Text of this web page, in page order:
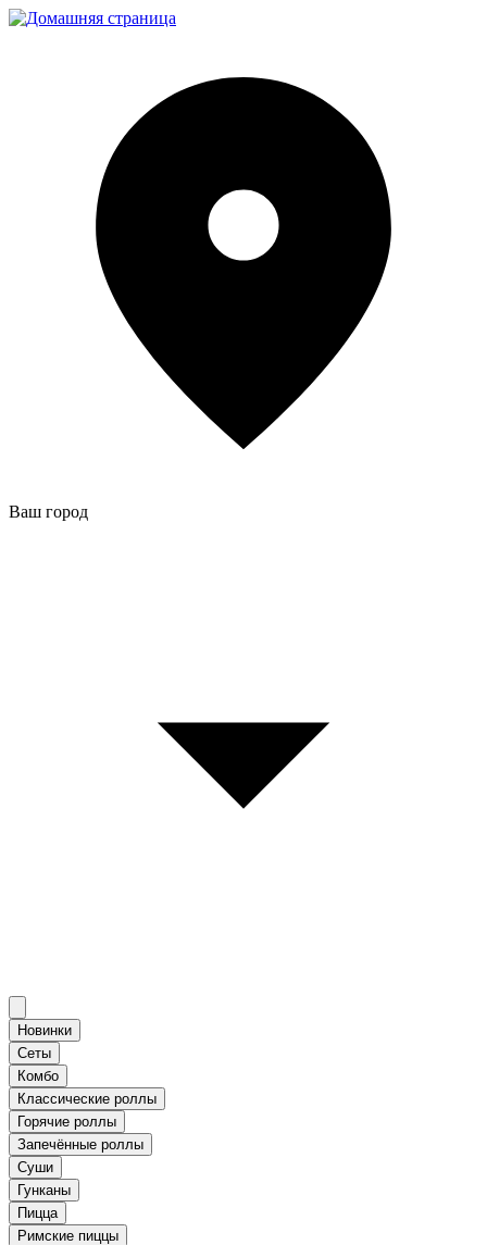
Ваш город
Новинки
Сеты
Комбо
Классические роллы
Горячие роллы
Запечённые роллы
Суши
Гунканы
Пицца
Римские пиццы